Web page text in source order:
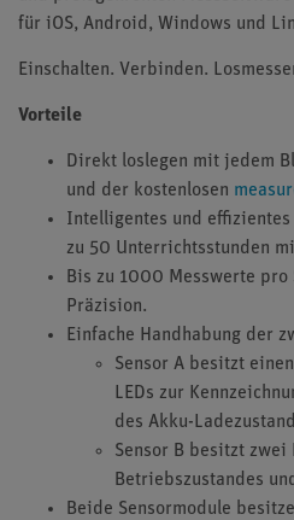
für iOS, Android, Windows und
Einschalten. Verbinden.
Vorteile
Direkt loslegen mit jedem
und der kostenlosen
Intelligentes und
zu 50 Unterrichtsstunden
Bis zu 1000 Messwerte pro
Präzision.
Einfache Handhabung der
Sensor A besitzt
LEDs zur
des Akku-
Sensor B besitzt zwei
Betriebszustandes
Beide Sensormodule